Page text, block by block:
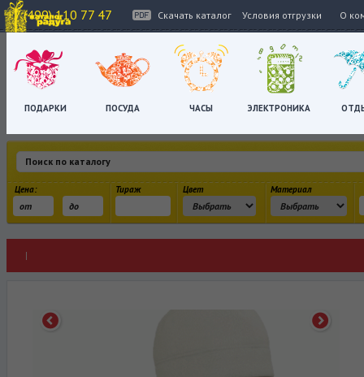
+7 (499) 110 77 47 Скачать каталог Условия отгрузки О
ПОДАРКИ ПОСУДА ЧАСЫ ЭЛЕКТРОНИКА
Цена: Тираж Цвет Материал
|